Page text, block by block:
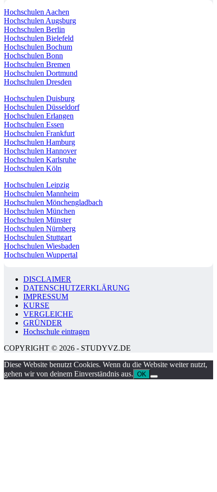
Hochschulen Aachen
Hochschulen Augsburg
Hochschulen Berlin
Hochschulen Bielefeld
Hochschulen Bochum
Hochschulen Bonn
Hochschulen Bremen
Hochschulen Dortmund
Hochschulen Dresden
Hochschulen Duisburg
Hochschulen Düsseldorf
Hochschulen Erlangen
Hochschulen Essen
Hochschulen Frankfurt
Hochschulen Hamburg
Hochschulen Hannover
Hochschulen Karlsruhe
Hochschulen Köln
Hochschulen Leipzig
Hochschulen Mannheim
Hochschulen Mönchengladbach
Hochschulen München
Hochschulen Münster
Hochschulen Nürnberg
Hochschulen Stuttgart
Hochschulen Wiesbaden
Hochschulen Wuppertal
DISCLAIMER
DATENSCHUTZERKLÄRUNG
IMPRESSUM
KURSE
VERGLEICHE
GRÜNDER
Hochschule eintragen
COPYRIGHT © 2026 - STUDYVZ.DE
Diese Website benutzt Cookies. Wenn du die Website weiter nutzt,
gehen wir von deinem Einverständnis aus. OK